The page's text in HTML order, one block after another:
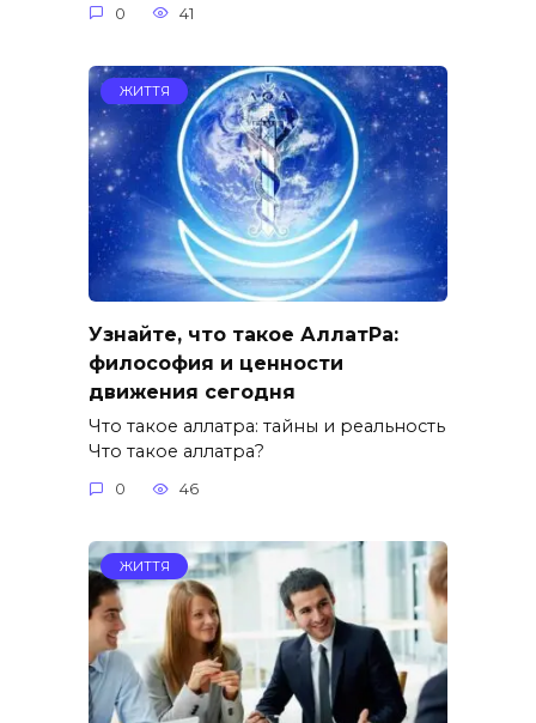
0 41
ЖИТТЯ
Узнайте, что такое АллатРа:
философия и ценности
движения сегодня
Что такое аллатра: тайны и реальность
Что такое аллатра?
0 46
ЖИТТЯ